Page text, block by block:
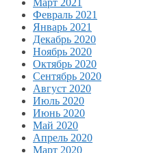
Март 2021
Февраль 2021
Январь 2021
Декабрь 2020
Ноябрь 2020
Октябрь 2020
Сентябрь 2020
Август 2020
Июль 2020
Июнь 2020
Май 2020
Апрель 2020
Март 2020